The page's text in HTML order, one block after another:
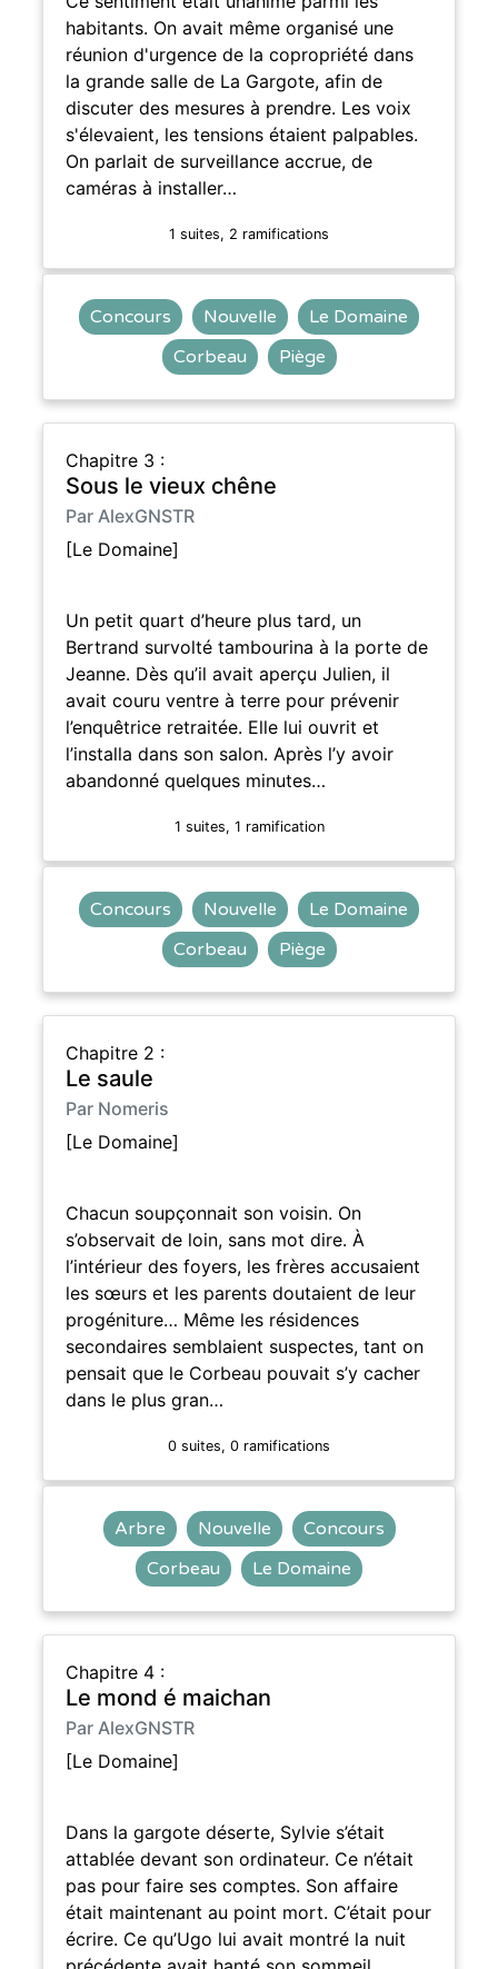
habitants. On avait même organisé une
réunion d'urgence de la copropriété dans
la grande salle de La Gargote, afin de
discuter des mesures à prendre. Les voix
s'élevaient, les tensions étaient palpables.
On parlait de surveillance accrue, de
caméras à installer…
1 suites, 2 ramifications
Concours Nouvelle
Le Domaine
Corbeau
Piège
Chapitre 3 :
Sous le vieux chêne
Par AlexGNSTR
[Le Domaine]
Un petit quart d’heure plus tard, un
Bertrand survolté tambourina à la porte de
Jeanne. Dès qu’il avait aperçu Julien, il
avait couru ventre à terre pour prévenir
l’enquêtrice retraitée. Elle lui ouvrit et
l’installa dans son salon. Après l’y avoir
abandonné quelques minutes…
1 suites, 1 ramification
Concours Nouvelle
Le Domaine
Corbeau
Piège
Chapitre 2 :
Le saule
Par Nomeris
[Le Domaine]
Chacun soupçonnait son voisin. On
s’observait de loin, sans mot dire. À
l’intérieur des foyers, les frères accusaient
les sœurs et les parents doutaient de leur
progéniture… Même les résidences
secondaires semblaient suspectes, tant on
pensait que le Corbeau pouvait s’y cacher
dans le plus gran…
0 suites, 0 ramifications
Arbre Nouvelle
Concours
Corbeau
Le Domaine
Chapitre 4 :
Le mond é maichan
Par AlexGNSTR
[Le Domaine]
Dans la gargote déserte, Sylvie s’était
attablée devant son ordinateur. Ce n’était
pas pour faire ses comptes. Son affaire
était maintenant au point mort. C’était pour
écrire. Ce qu’Ugo lui avait montré la nuit